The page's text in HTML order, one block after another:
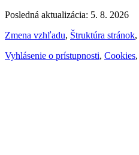
Posledná aktualizácia: 5. 8. 2026
Zmena vzhľadu, Štruktúra stránok,
Vyhlásenie o prístupnosti, Cookies,